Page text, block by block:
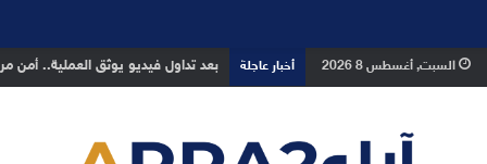
السبت, أغسطس 8 2026 أخبار عاجلة بعد تداول فيديو يوثق العملية..